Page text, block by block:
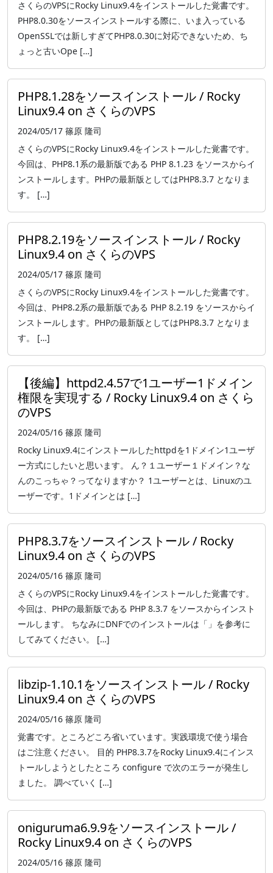
さくらのVPSにRocky Linux9.4をインストールした覚書です。
PHP8.0.30をソースインストールする際に、いま入っている
OpenSSLでは新しすぎてPHP8.0.30に対応できないため、ち
ょっと古いOpe […]
PHP8.1.28をソースインストール / Rocky
Linux9.4 on さくらのVPS
2024/05/17 篠原 隆司
さくらのVPSにRocky Linux9.4をインストールした覚書です。
今回は、PHP8.1系の最新版である PHP 8.1.23 をソースからイ
ンストールします。PHPの最新版としてはPHP8.3.7 となりま
す。 […]
PHP8.2.19をソースインストール / Rocky
Linux9.4 on さくらのVPS
2024/05/17 篠原 隆司
さくらのVPSにRocky Linux9.4をインストールした覚書です。
今回は、PHP8.2系の最新版である PHP 8.2.19 をソースからイ
ンストールします。PHPの最新版としてはPHP8.3.7 となりま
す。 […]
【後編】httpd2.4.57で1ユーザー1ドメイン
権限を実現する / Rocky Linux9.4 on さくら
のVPS
2024/05/16 篠原 隆司
Rocky Linux9.4にインストールしたhttpdを1ドメイン1ユーザ
ー方式にしたいと思います。 ん？１ユーザー１ドメイン？な
んのこっちゃ？ってなりますか？ 1ユーザーとは、Linuxのユ
ーザーです。1ドメインとは […]
PHP8.3.7をソースインストール / Rocky
Linux9.4 on さくらのVPS
2024/05/16 篠原 隆司
さくらのVPSにRocky Linux9.4をインストールした覚書です。
今回は、PHPの最新版である PHP 8.3.7 をソースからインスト
ールします。 ちなみにDNFでのインストールは「」を参考に
してみてください。 […]
libzip-1.10.1をソースインストール / Rocky
Linux9.4 on さくらのVPS
2024/05/16 篠原 隆司
覚書です。ところどころ省いています。実践環境で使う場合
はご注意ください。 目的 PHP8.3.7をRocky Linux9.4にインス
トールしようとしたところ configure で次のエラーが発生し
ました。 調べていく […]
oniguruma6.9.9をソースインストール /
Rocky Linux9.4 on さくらのVPS
2024/05/16 篠原 隆司